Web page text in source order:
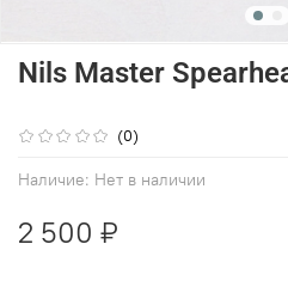
(0)
Наличие: Нет в наличии
Nils Master
2 500 ₽